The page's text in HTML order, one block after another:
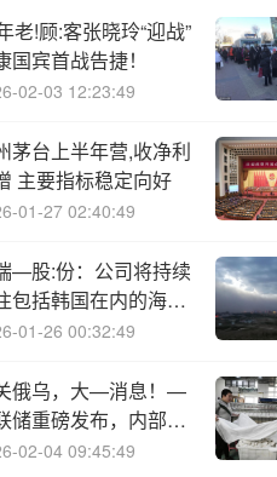
老!顾:客张晓玲“迎战”
国宾首战告捷！
02-03 12:23:49
茅台上半年营,收净利
主要指标稳定向好
01-27 02:40:49
—股:份：公司将持续
包括韩国在内的海外
机会
01-26 00:32:49
俄乌，大—消息！—
储重磅发布，内部分
！A股市场风格有变
02-04 09:45:49